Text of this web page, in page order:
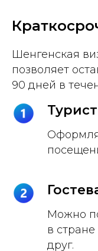
Шенгенская
позволяет
90 дней в
Можно
в
друг.